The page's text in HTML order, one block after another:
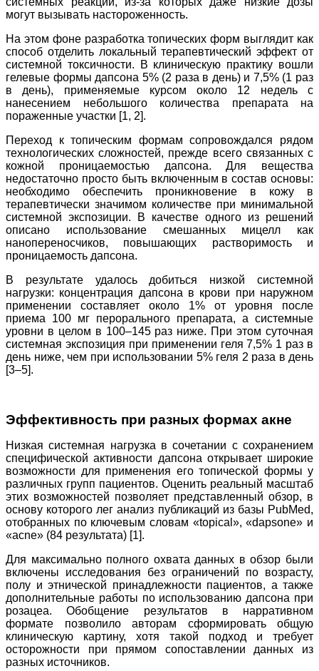
могут вызывать настороженность.
На этом фоне разработка топических форм выглядит как
способ отделить локальный терапевтический эффект от
системной токсичности. В клиническую практику вошли
гелевые формы дапсона 5% (2 раза в день) и 7,5% (1 раз
в день), применяемые курсом около 12 недель с
нанесением небольшого количества препарата на
пораженные участки [1, 2].
Переход к топическим формам сопровождался рядом
технологических сложностей, прежде всего связанных с
кожной проницаемостью дапсона. Для вещества
недостаточно просто быть включенным в состав основы:
необходимо обеспечить проникновение в кожу в
терапевтически значимом количестве при минимальной
системной экспозиции. В качестве одного из решений
описано использование смешанных мицелл как
нанопереносчиков, повышающих растворимость и
проницаемость дапсона.
В результате удалось добиться низкой системной
нагрузки: концентрация дапсона в крови при наружном
применении составляет около 1% от уровня после
приема 100 мг перорального препарата, а системные
уровни в целом в 100–145 раз ниже. При этом суточная
системная экспозиция при применении геля 7,5% 1 раз в
день ниже, чем при использовании 5% геля 2 раза в день
[3–5].
Эффективность при разных формах акне
Низкая системная нагрузка в сочетании с сохранением
специфической активности дапсона открывает широкие
возможности для применения его топической формы у
различных групп пациентов. Оценить реальный масштаб
этих возможностей позволяет представленный обзор, в
основу которого лег анализ публикаций из базы PubMed,
отобранных по ключевым словам «topical», «dapsone» и
«acne» (84 результата) [1].
Для максимально полного охвата данных в обзор были
включены исследования без ограничений по возрасту,
полу и этнической принадлежности пациентов, а также
дополнительные работы по использованию дапсона при
розацеа. Обобщение результатов в нарративном
формате позволило авторам сформировать общую
клиническую картину, хотя такой подход и требует
осторожности при прямом сопоставлении данных из
разных источников.